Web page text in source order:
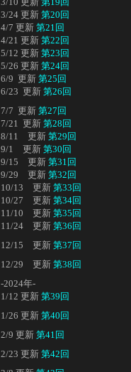
3/24 更新 第20回
4/7 更新 第21回
4/21 更新 第22回
5/12 更新 第23回
5/26 更新 第24回
6/9 更新 第25回
6/23 更新 第26回
7/7 更新 第27回
7/21 更新 第28回
8/11 更新 第29回
9/1 更新 第30回
9/15 更新 第31回
9/29 更新 第32回
10/13 更新 第33回
10/27 更新 第34回
11/10 更新 第35回
11/24 更新 第36回
12/15 更新 第37回
12/29 更新 第38回
-2024年-
1/12 更新 第39回
1/26 更新 第40回
2/9 更新 第41回
2/23 更新 第42回